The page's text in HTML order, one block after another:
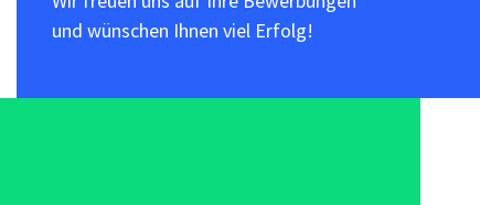
und wünschen Ihnen viel Erfolg!